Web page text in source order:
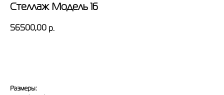
Стеллаж Модель 16
56500,00 р.
Размеры: